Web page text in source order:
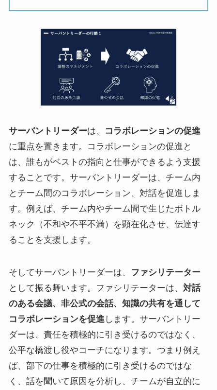
サーバントリーダーは、
コラボレーションの促進
に重点を置きます。コラボレーションの促進と
は、誰もがベストの指向と仕事ができるよう支援
することです。サーバントリーダーは、チーム内
とチーム間のコラボレーション、対話を促進しま
す。例えば、チーム内やチーム間で生じたボトル
ネック（不和や不平不満）を顕在化させ、伝達す
ることを支援します。
そしてサーバントリーダーは、
ファシリテーター
として振る舞います。ファシリテーターは、 対話
のある会議、非公式の会話、知識の共有を通して
コラボレーションを促進します。サーバントリー
ダーは、責任を積極的に引き受けるのではなく、
公平な橋渡し役やコーチになります。つまり例え
ば、部下の仕事を積極的に引き受けるのではな
く、話を聞いて原因を分析し、チームが自立的に